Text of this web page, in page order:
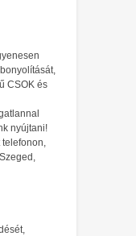
CSOK és
nyújtani!